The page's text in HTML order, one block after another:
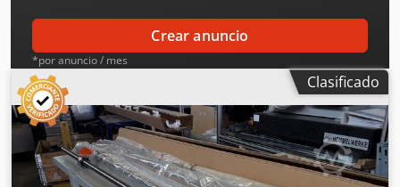
Crear anuncio
*por anuncio / mes
Clasificado